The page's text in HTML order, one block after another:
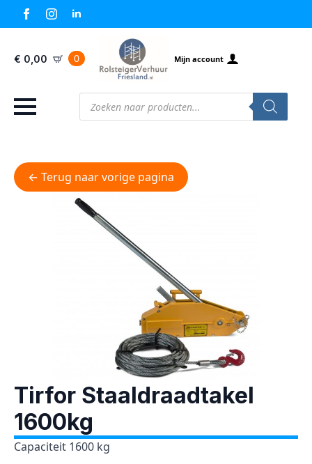
€ 0,00 0 Mijn account
Producten
zoeken
← Terug naar vorige pagina
Tirfor Staaldraadtakel
1600kg
Capaciteit 1600 kg